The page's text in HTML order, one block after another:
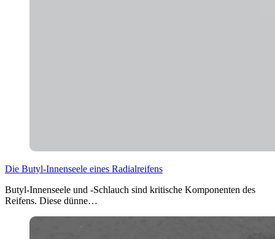
Die Butyl-Innenseele eines Radialreifens
Butyl-Innenseele und -Schlauch sind kritische Komponenten des
Reifens. Diese dünne…